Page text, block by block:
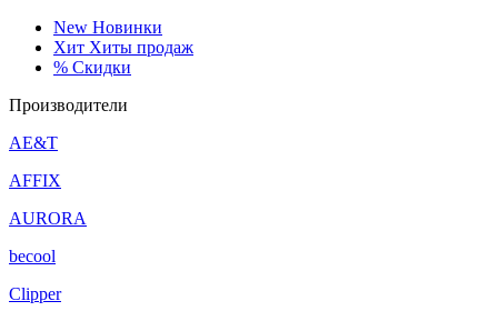
New Новинки
Хит Хиты продаж
% Скидки
Производители
AE&T
AFFIX
AURORA
becool
Clipper